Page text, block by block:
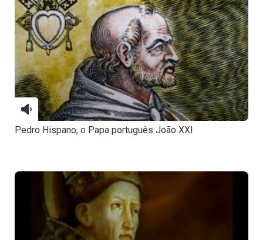
Pedro Hispano, o Papa português João XXI